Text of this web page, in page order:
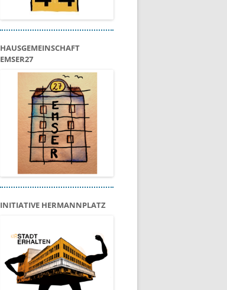
HAUSGEMEINSCHAFT
EMSER27
INITIATIVE HERMANNPLATZ